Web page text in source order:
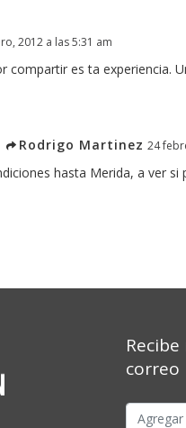
2012 a las 5:31 am
compartir es ta experiencia.
Rodrigo Martinez 24
hasta Merida, a ver
correo